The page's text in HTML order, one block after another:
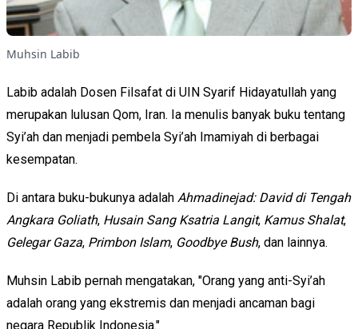
Muhsin Labib
Labib adalah Dosen Filsafat di UIN Syarif Hidayatullah yang
merupakan lulusan Qom, Iran. Ia menulis banyak buku tentang
Syi’ah dan menjadi pembela Syi’ah Imamiyah di berbagai
kesempatan.
Di antara buku-bukunya adalah Ahmadinejad: David di Tengah
Angkara Goliath, Husain Sang Ksatria Langit, Kamus Shalat,
Gelegar Gaza, Primbon Islam, Goodbye Bush, dan lainnya.
Muhsin Labib pernah mengatakan, "Orang yang anti-Syi’ah
adalah orang yang ekstremis dan menjadi ancaman bagi
negara Republik Indonesia."